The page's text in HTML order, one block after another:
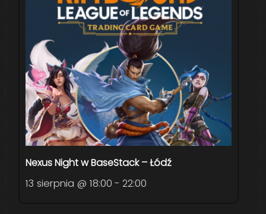
Nexus Night w BaseStack – Łódź
13 sierpnia @ 18:00 - 22:00